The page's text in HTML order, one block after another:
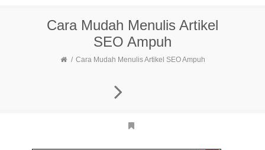
Cara Mudah Menulis Artikel
SEO Ampuh
Cara Mudah Menulis Artikel SEO Ampuh